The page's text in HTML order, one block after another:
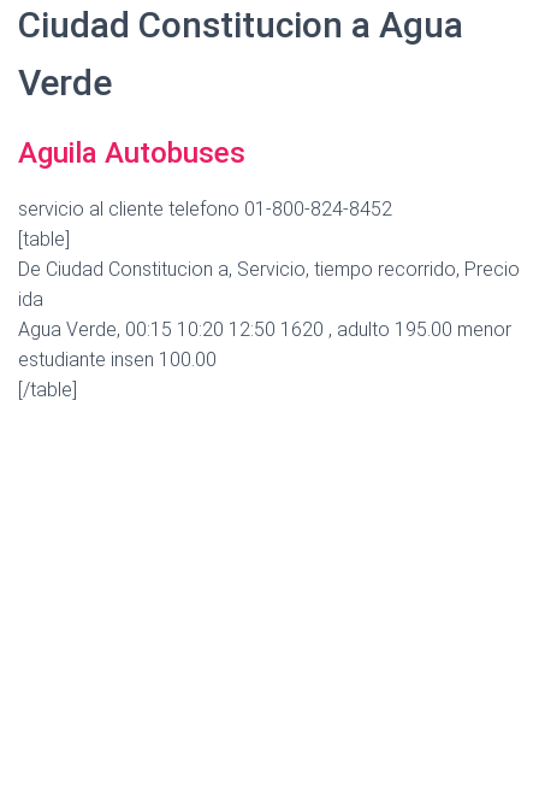
Ciudad Constitucion a Agua
Verde
Aguila Autobuses
servicio al cliente telefono 01-800-824-8452
[table]
De Ciudad Constitucion a, Servicio, tiempo recorrido, Precio
ida
Agua Verde, 00:15 10:20 12:50 1620 , adulto 195.00 menor
estudiante insen 100.00
[/table]